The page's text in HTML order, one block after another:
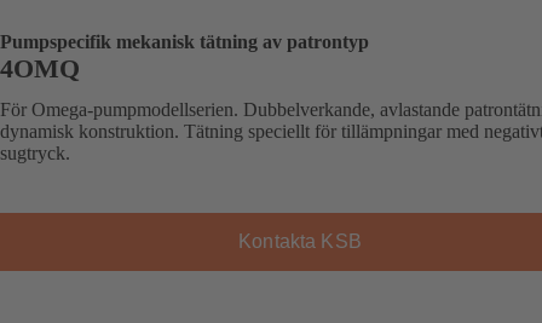
Pumpspecifik mekanisk tätning av patrontyp
4OMQ
För Omega-pumpmodellserien. Dubbelverkande, avlastande
dynamisk konstruktion. Tätning speciellt för tillämpningar med
sugtryck.
Kontakta KSB